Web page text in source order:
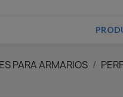
PARA ARMARIOS